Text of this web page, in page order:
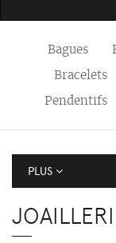
Bagues
Bracelets
Pendentifs
PLUS